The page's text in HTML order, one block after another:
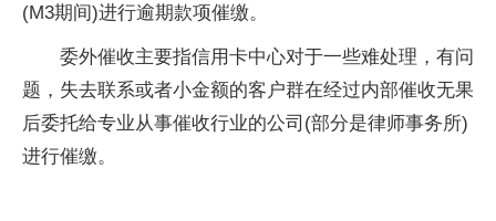
(M3期间)进行逾期款项催缴。
委外催收主要指信用卡中心对于一些难处理，有问
题，失去联系或者小金额的客户群在经过内部催收无果
后委托给专业从事催收行业的公司(部分是律师事务所)
进行催缴。